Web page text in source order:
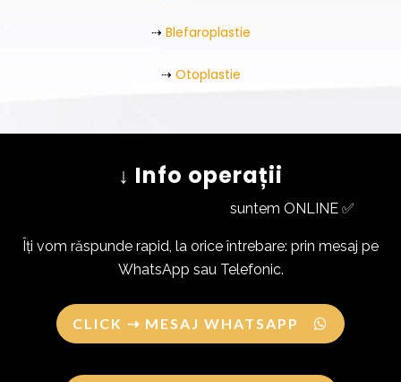
⇢ Blefaroplastie
⇢ Otoplastie
↓ Info operații
suntem ONLINE ✅
Îți vom răspunde rapid, la orice întrebare: prin mesaj pe
WhatsApp sau Telefonic.
CLICK ⇢ MESAJ WHATSAPP